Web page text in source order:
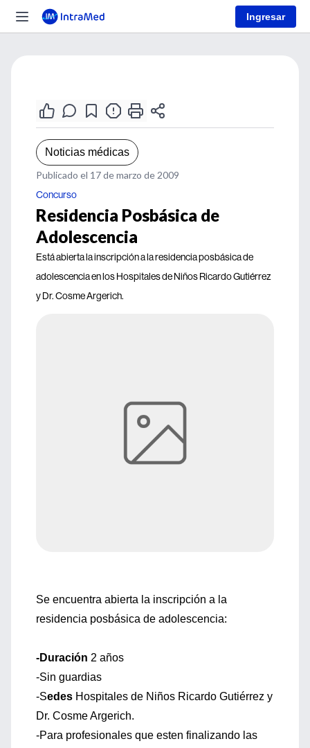
Ingresar
Noticias médicas
Publicado el 17 de marzo de 2009
Concurso
Residencia Posbásica de
Adolescencia
Está abierta la inscripción a la residencia posbásica de
adolescencia en los Hospitales de Niños Ricardo Gutiérrez
y Dr. Cosme Argerich.
Se encuentra abierta la inscripción a la
residencia posbásica de adolescencia:
-Duración 2 años
-Sin guardias
-Sedes Hospitales de Niños Ricardo Gutiérrez y
Dr. Cosme Argerich.
-Para profesionales que esten finalizando las